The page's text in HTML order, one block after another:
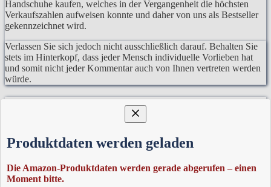
Produktdaten werden geladen
Die Amazon-Produktdaten werden gerade abgerufen – einen
Moment bitte.
Handschuhe kaufen, welches in der Vergangenheit die höchsten
Verkaufszahlen aufweisen konnte und daher von uns als Bestseller
gekennzeichnet wird.
Verlassen Sie sich jedoch nicht ausschließlich darauf. Behalten Sie
stets im Hinterkopf, dass jeder Mensch individuelle Vorlieben hat
und somit nicht jeder Kommentar auch von Ihnen vertreten werden
würde.
Vergleichstabellen zu Lager Handschuhe
Preis erkennen. Dies ist vor allem relevant bei den immer
vorhandenen Preisschwankungen auf dem Markt.
Es stellt in der Regel denn normalen Alltag dar, dass sich Preise
nicht nur über Wochen hinweg ändern, sondern auch die Tageszeit